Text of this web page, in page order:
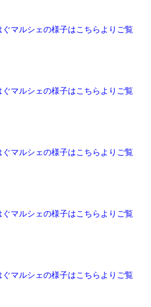
ぐマルシェの様子はこちらよりご覧
ぐマルシェの様子はこちらよりご覧
ぐマルシェの様子はこちらよりご覧
ぐマルシェの様子はこちらよりご覧
ぐマルシェの様子はこちらよりご覧